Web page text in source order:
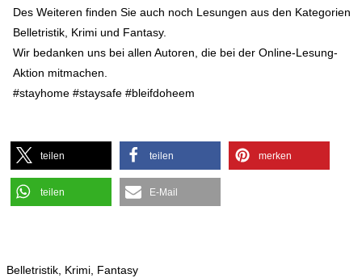
Des Weiteren finden Sie auch noch Lesungen aus den Kategorien
Belletristik, Krimi und Fantasy.
Wir bedanken uns bei allen Autoren, die bei der Online-Lesung-
Aktion mitmachen.
#stayhome #staysafe #bleifdoheem
teilen teilen merken
teilen E-Mail
Belletristik, Krimi, Fantasy